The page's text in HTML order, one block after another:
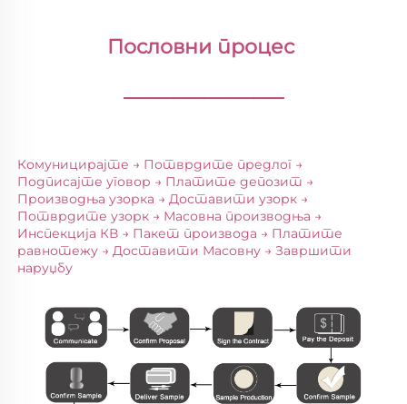
Пословни процес
________________
Комуницирајте → Потврдите предлог →
Подписајте уговор → Платите депозит →
Производња узорка → Доставити узорк →
Потврдите узорк → Масовна производња →
Инспекција КВ → Пакет производа → Платите
равнотежу → Доставити Масовну → Завршити
наруџбу